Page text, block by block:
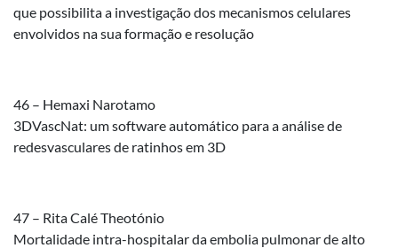
que possibilita a investigação dos mecanismos celulares
envolvidos na sua formação e resolução
46 – Hemaxi Narotamo
3DVascNat: um software automático para a análise de
redesvasculares de ratinhos em 3D
47 – Rita Calé Theotónio
Mortalidade intra-hospitalar da embolia pulmonar de alto